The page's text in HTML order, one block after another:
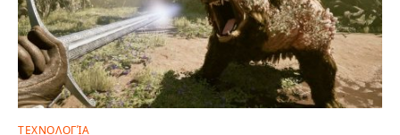
ΤΕΧΝΟΛΟΓΊΑ